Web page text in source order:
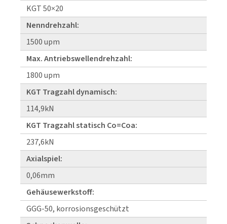
KGT 50×20
Nenndrehzahl:
1500 upm
Max. Antriebswellendrehzahl:
1800 upm
KGT Tragzahl dynamisch:
114,9kN
KGT Tragzahl statisch Co=Coa:
237,6kN
Axialspiel:
0,06mm
Gehäusewerkstoff:
GGG-50, korrosionsgeschützt